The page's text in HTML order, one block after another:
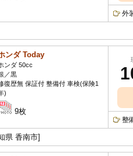
外
ンダ Today
ンダ 50cc
／黒
復歴無 保証付 整備付 車検(保険1
)
9枚
整
県 香南市]